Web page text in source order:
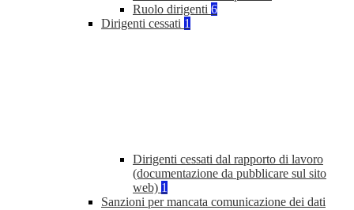
Ruolo dirigenti 6
Dirigenti cessati 1
Dirigenti cessati dal rapporto di lavoro
(documentazione da pubblicare sul sito
web) 1
Sanzioni per mancata comunicazione dei dati